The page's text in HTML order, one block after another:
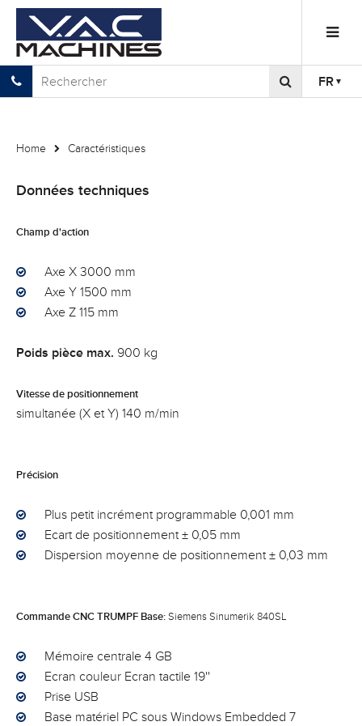
FR
Home Caractéristiques
Données techniques
Champ d'action
Axe X 3000 mm
Axe Y 1500 mm
Axe Z 115 mm
Poids pièce max. 900 kg
Vitesse de positionnement
simultanée (X et Y) 140 m/min
Précision
Plus petit incrément programmable 0,001 mm
Ecart de positionnement ± 0,05 mm
Dispersion moyenne de positionnement ± 0,03 mm
Commande CNC TRUMPF Base:Siemens Sinumerik 840SL
Mémoire centrale 4 GB
Ecran couleur Ecran tactile 19''
Prise USB
Base matériel PC sous Windows Embedded 7